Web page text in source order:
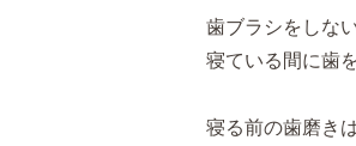
歯ブラシをしな
寝ている間に歯
寝る前の歯磨き